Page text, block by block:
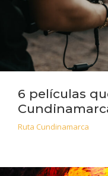
6 películas
Ruta Cundinamarca